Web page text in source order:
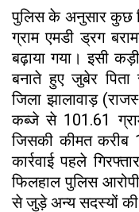
पुलिस के अनुसार कुछ
ग्राम एमडी ड्रग
बढ़ाया गया। इसी
बनाते हुए जुबेर पिता
जिला झालावाड़
कब्जे से 101.61
जिसकी कीमत करीब
कार्रवाई पहले
फिलहाल पुलिस
से जुड़े अन्य सदस्यों की